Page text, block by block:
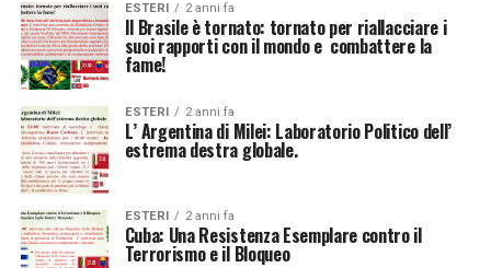
ESTERI 2 anni fa
Il Brasile è tornato: tornato per riallacciare i
suoi rapporti con il mondo e combattere la
fame!
ESTERI 2 anni fa
L’ Argentina di Milei: Laboratorio Politico dell’
estrema destra globale.
ESTERI 2 anni fa
Cuba: Una Resistenza Esemplare contro il
Terrorismo e il Bloqueo